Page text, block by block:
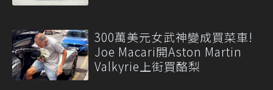
300萬美元女武神變成買菜車!
Joe Macari開Aston Martin
Valkyrie上街買酪梨